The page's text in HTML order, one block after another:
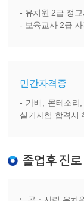
- 유치원 2급 정
- 보육교사 2급
민간자격증
- 가배, 몬테소리
실기시험 합격시
졸업후 진로